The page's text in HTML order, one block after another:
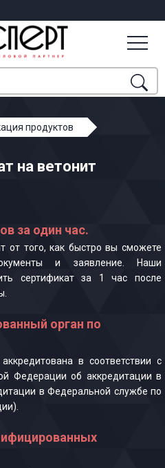
продуктов
на ветонит
за один час.
от того, как быстро вы сможете
и заявление. Наши
сертификат за 1 час после
орган по
в соответствии с
Федерации об аккредитации в
в Федеральной службе по